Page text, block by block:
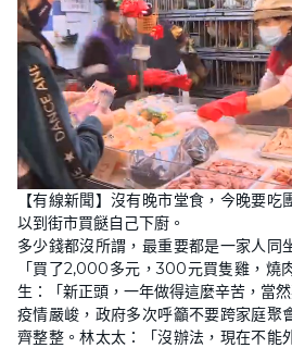
U
n
m
u
t
e
L
o
a
d
:
6
4
.
0
3
%
【有線新聞】沒有晚市堂食，今晚要
以到街市買餸自己下廚。
多少錢都沒所謂，最重要都是一家人同
「買了2,000多元，300元買隻雞，燒
生：「新正頭，一年做得這麼辛苦，當然
疫情嚴峻，政府多次呼籲不要跨家庭聚
齊整整。林太太：「沒辦法，現在不能